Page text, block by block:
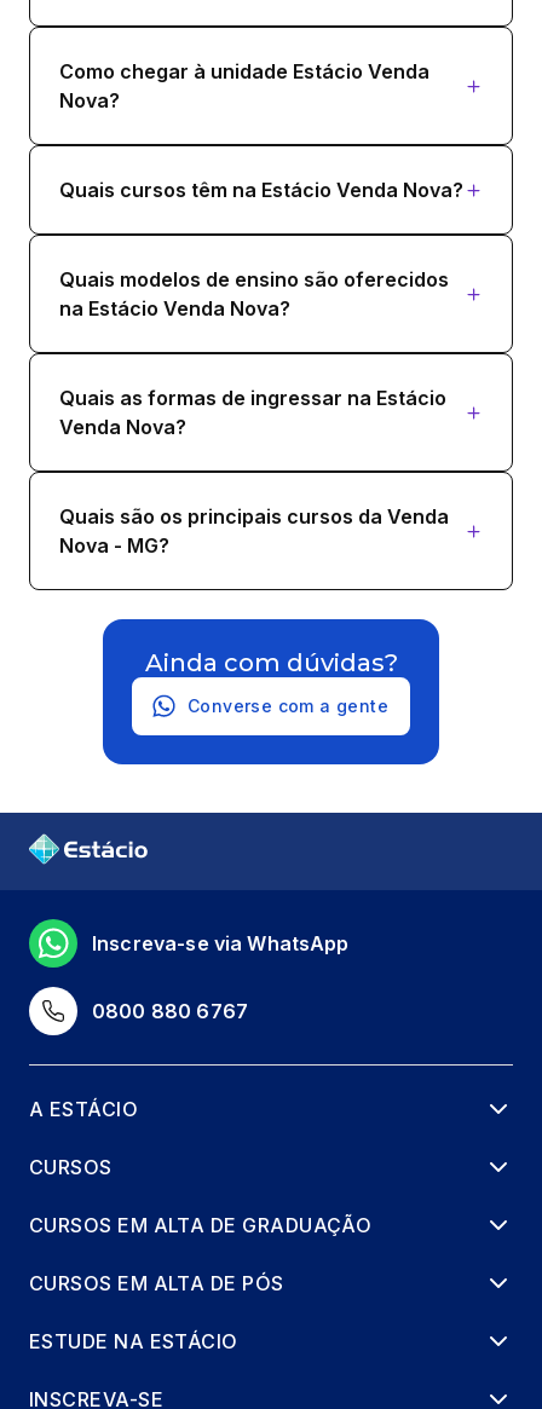
Como chegar à unidade Estácio Venda
Nova?
Quais cursos têm na Estácio Venda Nova?
Quais modelos de ensino são oferecidos
na Estácio Venda Nova?
Quais as formas de ingressar na Estácio
Venda Nova?
Quais são os principais cursos da Venda
Nova - MG?
Ainda com dúvidas?
Converse com a gente
0800 880 6767
Inscreva-se via WhatsApp
A ESTÁCIO
CURSOS
CURSOS EM ALTA DE GRADUAÇÃO
CURSOS EM ALTA DE PÓS
ESTUDE NA ESTÁCIO
INSCREVA-SE